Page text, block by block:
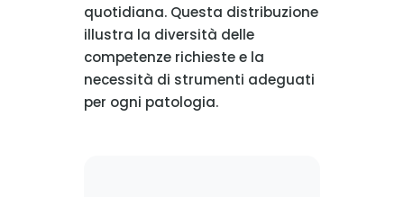
quotidiana. Questa distribuzione
illustra la diversità delle
competenze richieste e la
necessità di strumenti adeguati
per ogni patologia.